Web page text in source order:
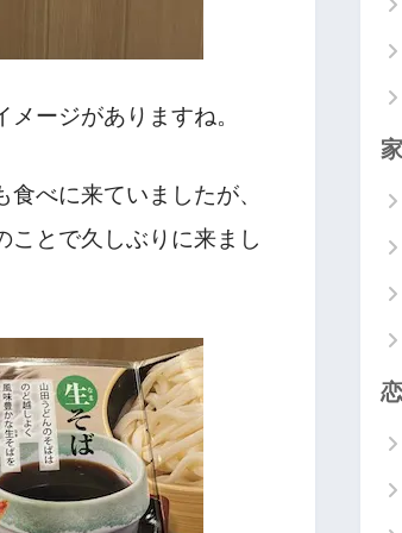
ージがありますね。
べに来ていましたが、
ことで久しぶりに来まし